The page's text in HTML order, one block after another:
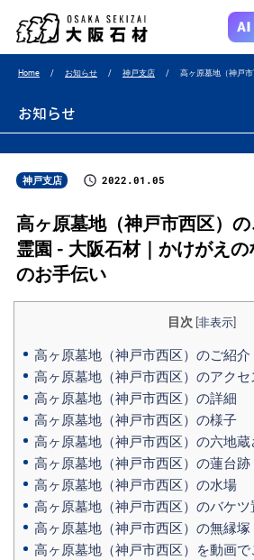
Home お知らせ 神戸支店 高ヶ原墓地（神戸
お知らせ
神戸支店 2022.01.05
高ヶ原墓地（神戸市西区）の
霊園 - 大阪石材｜かけがえの
のお手伝い
目次 非表示
高ヶ原墓地（神戸市西区）のご紹介
高ヶ原墓地（神戸市西区）のアクセ
高ヶ原墓地（神戸市西区）の詳細
高ヶ原墓地（神戸市西区）の様子
高ヶ原墓地（神戸市西区）の六地蔵
高ヶ原墓地（神戸市西区）の蓮台跡
高ヶ原墓地（神戸市西区）の水場
高ヶ原墓地（神戸市西区）のバケツ
高ヶ原墓地（神戸市西区）の無縁塚
高ヶ原墓地（神戸市西区）を動画で